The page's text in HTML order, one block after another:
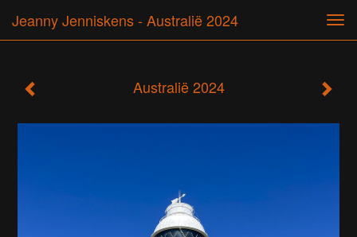
Jeanny Jenniskens - Australië 2024
Australië 2024